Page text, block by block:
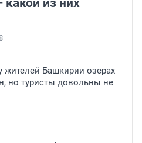
из них
жителей Башкирии озерах
но туристы довольны не